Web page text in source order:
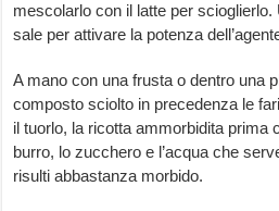
mescolarlo con il latte per
sale per attivare la potenza
A mano con una frusta o dentro una
composto sciolto in precedenza le
il tuorlo, la ricotta ammorbidita prima
burro, lo zucchero e l’acqua che
risulti abbastanza morbido.